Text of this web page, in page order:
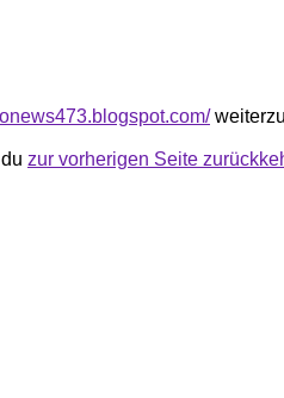
zur vorherigen Seite